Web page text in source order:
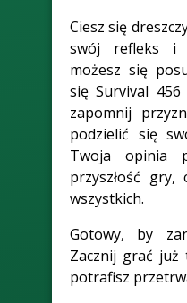
Ciesz się
swój refleks i
możesz się
się Survival
zapomnij
podzielić się
Twoja opinia
przyszłość gry,
wszystkich.
Gotowy, by
Zacznij grać już
potrafisz